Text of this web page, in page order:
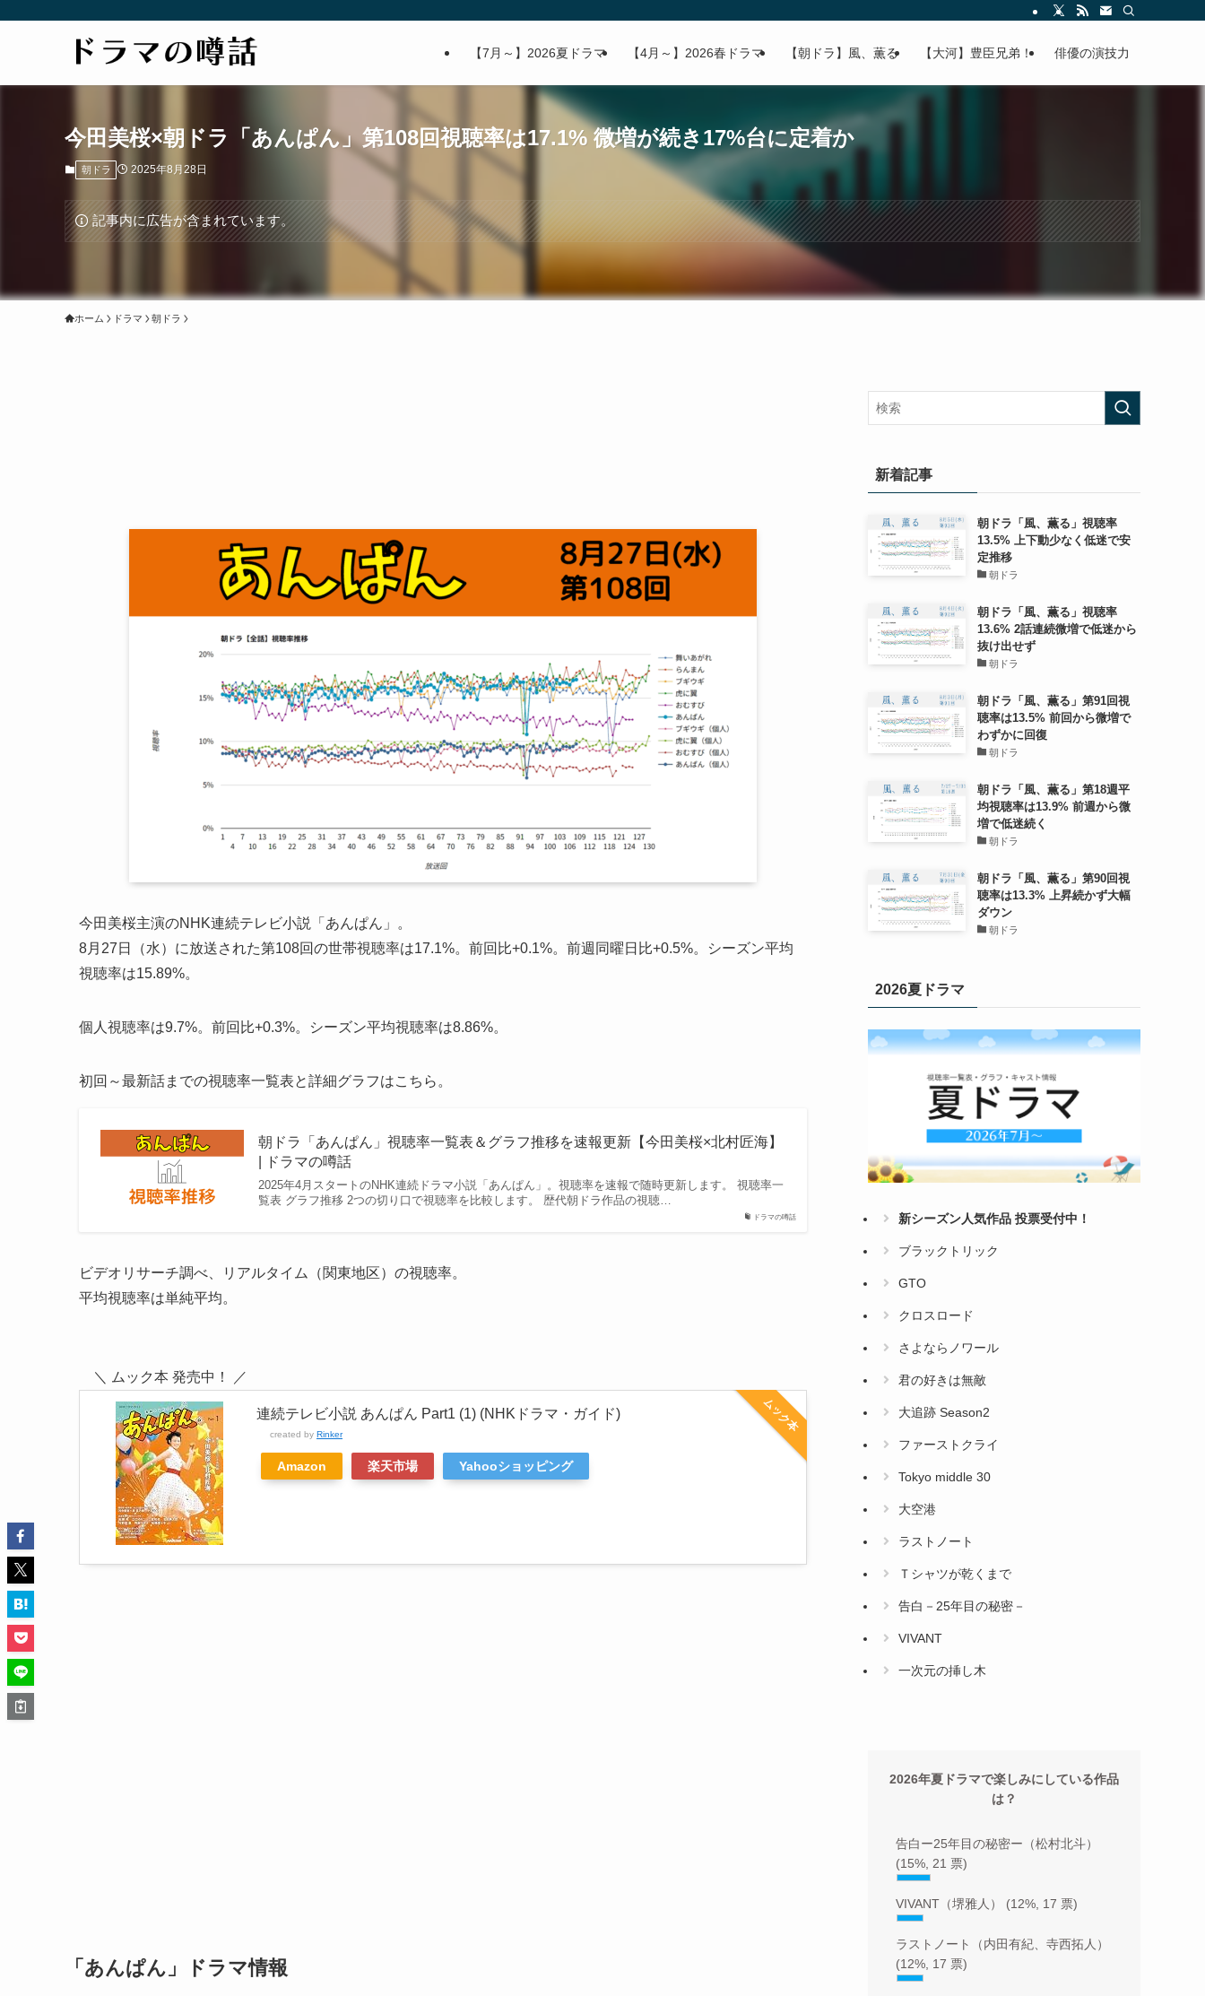
【7月～】2026夏ドラマ 【4月～】2026春ドラマ 【朝ドラ】風、薫る 【大河】豊臣兄弟！ 俳優の演技力
今田美桜×朝ドラ「あんぱん」第108回視聴率は17.1% 微増が続き17%台に定着か
朝ドラ 2025年8月28日
記事内に広告が含まれています。
ホーム ドラマ 朝ドラ
今田美桜主演のNHK連続テレビ小説「あんぱん」。
8月27日（水）に放送された第108回の世帯視聴率は17.1%。前回比+0.1%。前週同曜日比+0.5%。シーズン平均
視聴率は15.89%。
個人視聴率は9.7%。前回比+0.3%。シーズン平均視聴率は8.86%。
初回～最新話までの視聴率一覧表と詳細グラフはこちら。
ドラマの噂話
朝ドラ「あんぱん」視聴率一覧表＆グラフ推移を速報更新【今田美桜×北村匠海】
| ドラマの噂話
2025年4月スタートのNHK連続ドラマ小説「あんぱん」。視聴率を速報で随時更新します。 視聴率一
覧表 グラフ推移 2つの切り口で視聴率を比較します。 歴代朝ドラ作品の視聴…
ビデオリサーチ調べ、リアルタイム（関東地区）の視聴率。
平均視聴率は単純平均。
＼ ムック本 発売中！ ／
連続テレビ小説 あんぱん Part1 (1) (NHKドラマ・ガイド)
created by Rinker
Amazon 楽天市場 Yahooショッピング
ムック本
「あんぱん」ドラマ情報
新着記事
朝ドラ「風、薫る」視聴率
13.5% 上下動少なく低迷で安
定推移
朝ドラ
朝ドラ「風、薫る」視聴率
13.6% 2話連続微増で低迷から
抜け出せず
朝ドラ
朝ドラ「風、薫る」第91回視
聴率は13.5% 前回から微増で
わずかに回復
朝ドラ
朝ドラ「風、薫る」第18週平
均視聴率は13.9% 前週から微
増で低迷続く
朝ドラ
朝ドラ「風、薫る」第90回視
聴率は13.3% 上昇続かず大幅
ダウン
朝ドラ
2026夏ドラマ
新シーズン人気作品 投票受付中！
ブラックトリック
GTO
クロスロード
さよならノワール
君の好きは無敵
大追跡 Season2
ファーストクライ
Tokyo middle 30
大空港
ラストノート
Ｔシャツが乾くまで
告白－25年目の秘密－
VIVANT
一次元の挿し木
2026年夏ドラマで楽しみにしている作品
は？
告白ー25年目の秘密ー（松村北斗）
(15%, 21 票)
VIVANT（堺雅人） (12%, 17 票)
ラストノート（内田有紀、寺西拓人）
(12%, 17 票)